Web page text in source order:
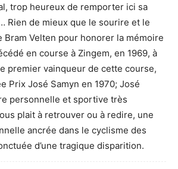
trop heureux de remporter ici sa
Rien de mieux que le sourire et le
Bram Velten pour honorer la mémoire
en course à Zingem, en 1969, à
premier vainqueur de cette course,
Prix José Samyn en 1970; José
personnelle et sportive très
plait à retrouver ou à redire, une
ancrée dans le cyclisme des
d’une tragique disparition.